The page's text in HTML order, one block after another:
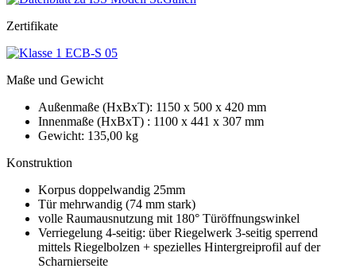
Zertifikate
Maße und Gewicht
Außenmaße (HxBxT): 1150 x 500 x 420 mm
Innenmaße (HxBxT) : 1100 x 441 x 307 mm
Gewicht: 135,00 kg
Konstruktion
Korpus doppelwandig 25mm
Tür mehrwandig (74 mm stark)
volle Raumausnutzung mit 180° Türöffnungswinkel
Verriegelung 4-seitig: über Riegelwerk 3-seitig sperrend
mittels Riegelbolzen + spezielles Hintergreiprofil auf der
Scharnierseite